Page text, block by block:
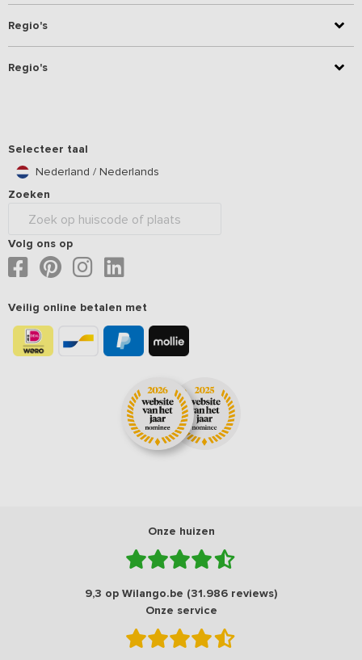
Regio's
Regio's
Selecteer taal
Nederland / Nederlands
Zoeken
Volg ons op
Veilig online betalen met
Onze huizen
9,3 op Wilango.be (31.986 reviews)
Onze service